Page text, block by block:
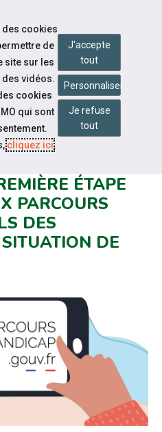
PLATEFORME
ÉTAPE
PARCOURS
DES
DE
des cookies
de
site sur les
vidéos.
cookies
qui sont
cliquez ici.
J'accepte
tout
Personnaliser
Je refuse
tout